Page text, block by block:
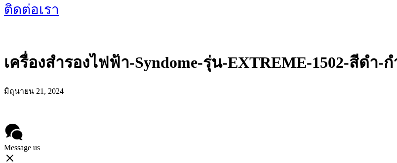
ติดต่อเรา
เครื่องสำรองไฟฟ้า-Syndome-รุ่น-EXTREME-1502-สีดำ-
มิถุนายน 21, 2024
Message us